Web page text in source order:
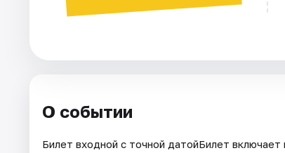
О событии
Билет входной с точной датойБилет